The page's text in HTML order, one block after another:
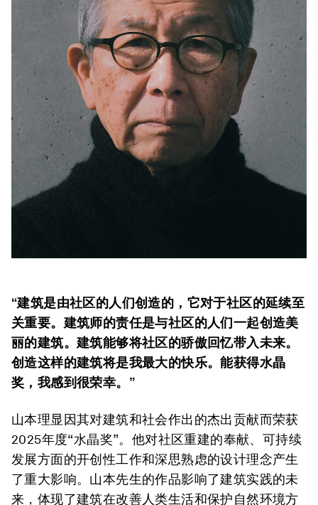
“建筑是由社区的人们创造的，它对于社区的延续至
关重要。建筑师的责任是与社区的人们一起创造美
丽的建筑。建筑能够将社区的骄傲回忆带入未来。
创造这样的建筑将是我最大的快乐。能获得水晶
奖，我感到很荣幸。”
山本理显因其对建筑和社会作出的杰出贡献而荣获
2025年度“水晶奖”。他对社区重建的奉献、可持续
发展方面的开创性工作和深思熟虑的设计理念产生
了重大影响。山本先生的作品影响了建筑实践的未
来，体现了建筑在改善人类生活和保护自然环境方